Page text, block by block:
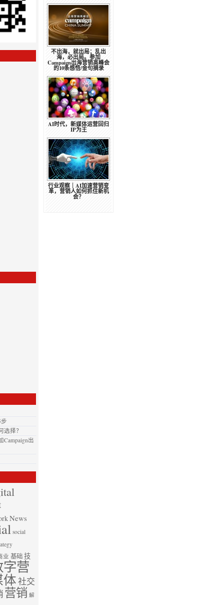
择？
出
News
social
业 基础技
字营
体社交
营销 解
不出海，就出局；乱出
海，必出局。参加
Campaign出海营销高峰会
的10条感悟/金句摘录
AI时代，新媒体运营回归
IP为王
行业观察｜AI加速营销变
革，营销人如何抓住新机
会？